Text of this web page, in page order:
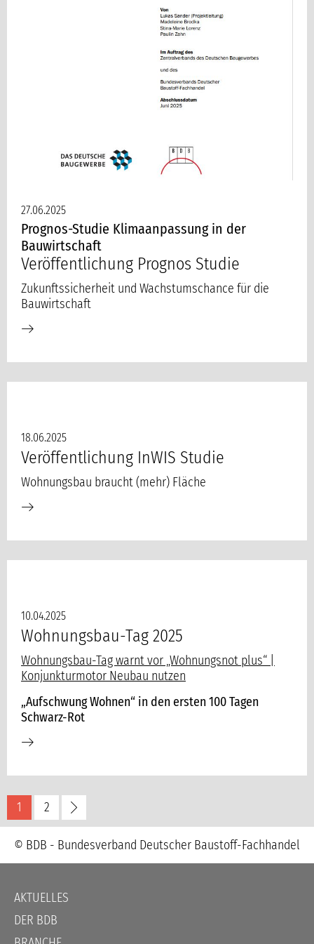
27.06.2025
Prognos-Studie Klimaanpassung in der
Bauwirtschaft
Veröffentlichung Prognos Studie
Zukunftssicherheit und Wachstumschance für die
Bauwirtschaft
18.06.2025
Veröffentlichung InWIS Studie
Wohnungsbau braucht (mehr) Fläche
10.04.2025
Wohnungsbau-Tag 2025
Wohnungsbau-Tag warnt vor „Wohnungsnot plus“ |
Konjunkturmotor Neubau nutzen
„Aufschwung Wohnen“ in denersten 100 Tagen
Schwarz-Rot
1 2
© BDB - Bundesverband Deutscher Baustoff-Fachhandel
Navigation
überspringen
AKTUELLES
DER BDB